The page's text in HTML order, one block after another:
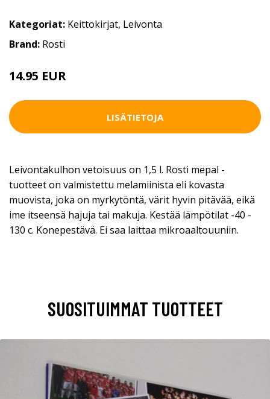
Kategoriat: Keittokirjat, Leivonta
Brand: Rosti
14.95 EUR
LISÄTIETOJA
Leivontakulhon vetoisuus on 1,5 l. Rosti mepal -
tuotteet on valmistettu melamiinista eli kovasta
muovista, joka on myrkytöntä, värit hyvin pitävää, eikä
ime itseensä hajuja tai makuja. Kestää lämpötilat -40 -
130 c. Konepestävä. Ei saa laittaa mikroaaltouuniin.
SUOSITUIMMAT TUOTTEET